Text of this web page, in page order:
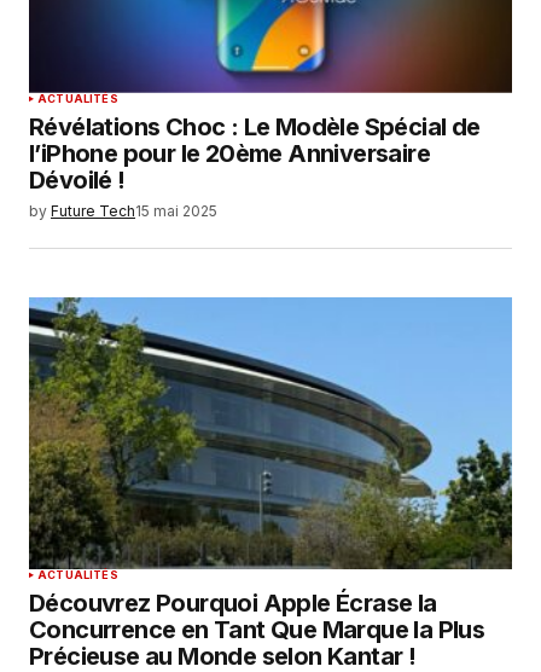
ACTUALITÉS
Révélations Choc : Le Modèle Spécial de
l’iPhone pour le 20ème Anniversaire
Dévoilé !
by Future Tech15 mai 2025
ACTUALITÉS
Découvrez Pourquoi Apple Écrase la
Concurrence en Tant Que Marque la Plus
Précieuse au Monde selon Kantar !